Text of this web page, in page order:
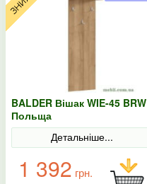
BALDER Вішак WIE-45 BRW
Польща
Детальніше...
1 392 грн.